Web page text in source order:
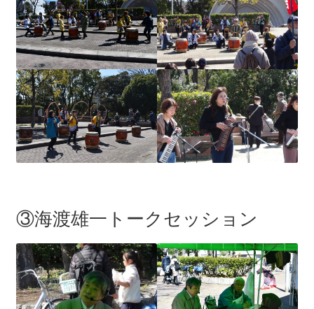
2026.5.6 テレビと原発報道の60年
2026.5.15 原発をとめた人びと
他サイト
問合せ・メルマガ
③海渡雄一トークセッション